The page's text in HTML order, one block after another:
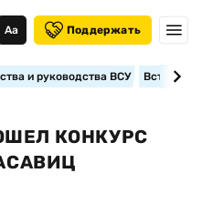
Аа Поддержать
и руководства ВСУ
КОНКУРС